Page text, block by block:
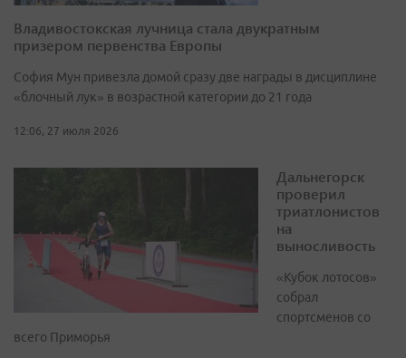
Владивостокская лучница стала двукратным
призером первенства Европы
София Мун привезла домой сразу две награды в дисциплине
«блочный лук» в возрастной категории до 21 года
12:06, 27 июля 2026
Дальнегорск
проверил
триатлонистов
на
выносливость
«Кубок лотосов»
собрал
спортсменов со
всего Приморья